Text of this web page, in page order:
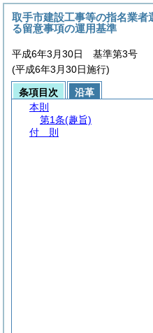
取手市建設工事等の指名業者
る留意事項の運用基準
平成6年3月30日 基準第3号
(平成6年3月30日施行)
条項目次
沿革
本則
第1条(趣旨)
付 則